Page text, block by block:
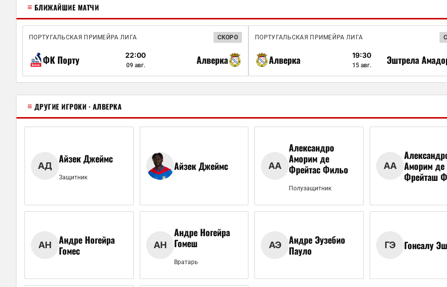
≡ БЛИЖАЙШИЕ МАТЧИ
ПОРТУГАЛЬСКАЯ ПРИМЕЙРА ЛИГА СКОРО
ФК Порту 22:00
09 авг. Алверка
ПОРТУГАЛЬСКАЯ ПРИМЕЙРА ЛИГА
Алверка 19:30
15 авг. Эштрела
≡ ДРУГИЕ ИГРОКИ · АЛВЕРКА
АД
Айзек Джеймс
Защитник
Айзек Джеймс АА
Александро
Аморим де
Фрейтас Фильо
Полузащитник
АА
Аморим де
Фрейташ
АН
Андре Ногейра
Гомес
АН
Андре Ногейра
Гомеш
Вратарь
АЭ
Андре Эузебио
Пауло
ГЭ Гонсалу